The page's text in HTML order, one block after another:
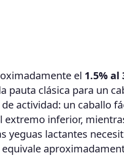
el 1.5% al
pauta clásica para un
actividad: un caballo
extremo inferior,
yeguas lactantes
equivale